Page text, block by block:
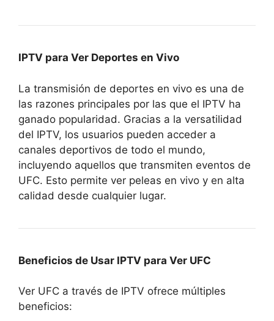
IPTV para Ver Deportes en Vivo
La transmisión de deportes en vivo es una de
las razones principales por las que el IPTV ha
ganado popularidad. Gracias a la versatilidad
del IPTV, los usuarios pueden acceder a
canales deportivos de todo el mundo,
incluyendo aquellos que transmiten eventos de
UFC. Esto permite ver peleas en vivo y en alta
calidad desde cualquier lugar.
Beneficios de Usar IPTV para Ver UFC
Ver UFC a través de IPTV ofrece múltiples
beneficios: